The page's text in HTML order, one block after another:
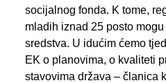
socijalnog fonda. K tome,
mladih iznad 25 posto
sredstva. U idućim ćemo
EK o planovima, o kvaliteti
stavovima država – članica